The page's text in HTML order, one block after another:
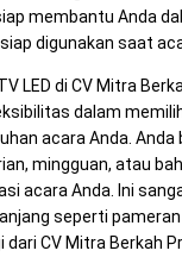
membantu Anda
digunakan saat
LED di CV Mitra
dalam
acara Anda.
mingguan, atau
acara Anda. Ini
seperti
dari CV Mitra Berkah